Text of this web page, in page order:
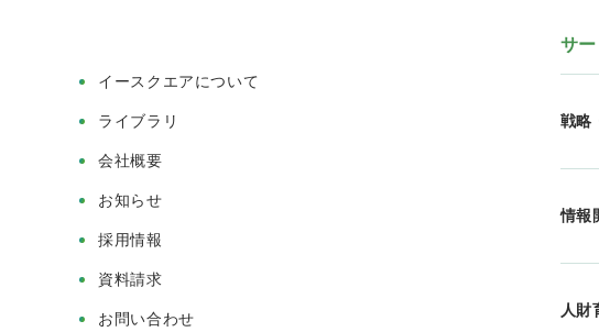
サ
戦略
情報
人財
イースクエアについて
ライブラリ
会社概要
お知らせ
採用情報
資料請求
お問い合わせ